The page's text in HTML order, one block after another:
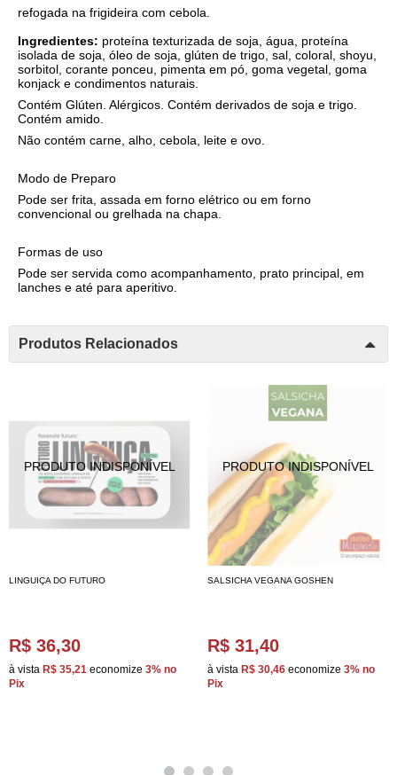
refogada na frigideira com cebola.
Ingredientes: proteína texturizada de soja, água, proteína
isolada de soja, óleo de soja, glúten de trigo, sal, coloral, shoyu,
sorbitol, corante ponceu, pimenta em pó, goma vegetal, goma
konjack e condimentos naturais.
Contém Glúten. Alérgicos. Contém derivados de soja e trigo.
Contém amido.
Não contém carne, alho, cebola, leite e ovo.
Modo de Preparo
Pode ser frita, assada em forno elétrico ou em forno
convencional ou grelhada na chapa.
Formas de uso
Pode ser servida como acompanhamento, prato principal, em
lanches e até para aperitivo.
Produtos Relacionados
LINGUIÇA DO FUTURO
R$ 36,30
à vista R$ 35,21 economize 3% no
Pix
SALSICHA VEGANA GOSHEN
R$ 31,40
à vista R$ 30,46 economize 3% no
Pix